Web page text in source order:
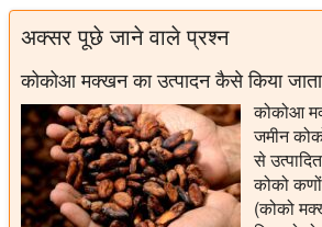
अक्सर पूछे जाने वाले प्रश्न
कोकोआ मक्खन का उत्पादन कैसे किया
कोकोआ
जमीन
से
कोको
(कोको